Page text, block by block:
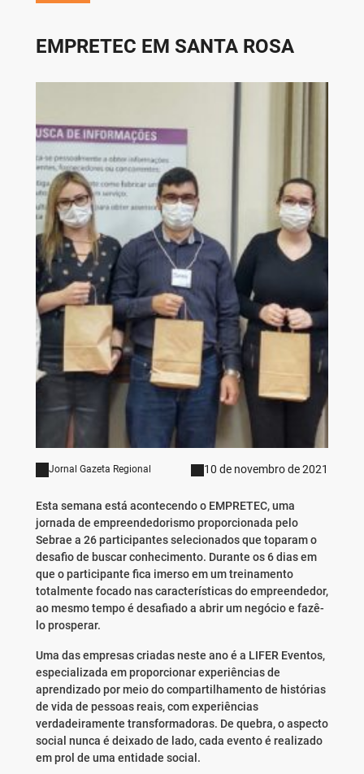
EMPRETEC EM SANTA ROSA
Jornal Gazeta Regional 10 de novembro de 2021
Esta semana está acontecendo o EMPRETEC, uma
jornada de empreendedorismo proporcionada pelo
Sebrae a 26 participantes selecionados que toparam o
desafio de buscar conhecimento. Durante os 6 dias em
que o participante fica imerso em um treinamento
totalmente focado nas características do empreendedor,
ao mesmo tempo é desafiado a abrir um negócio e fazê-
lo prosperar.
Uma das empresas criadas neste ano é a LIFER Eventos,
especializada em proporcionar experiências de
aprendizado por meio do compartilhamento de histórias
de vida de pessoas reais, com experiências
verdadeiramente transformadoras. De quebra, o aspecto
social nunca é deixado de lado, cada evento é realizado
em prol de uma entidade social.